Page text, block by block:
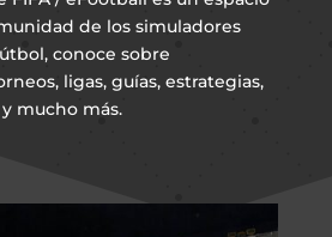
de los simuladores
conoce sobre
ligas, guías, estrategias,
mucho más.